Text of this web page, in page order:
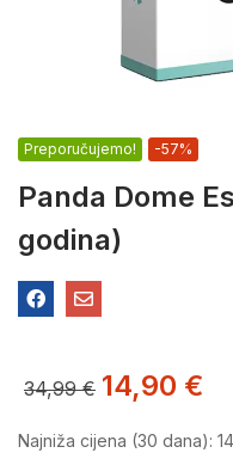
Panda Dome
godina)
-57%
Preporučujemo!
34,99€ 14,90 €
Najniža cijena (30 dana):